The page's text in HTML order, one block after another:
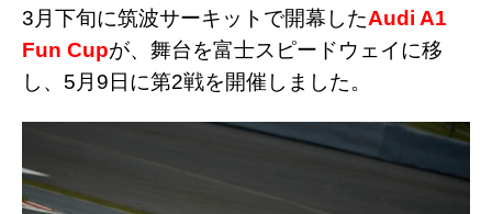
3月下旬に筑波サーキットで開幕したAudi A1
Fun Cupが、舞台を富士スピードウェイに移
し、5月9日に第2戦を開催しました。